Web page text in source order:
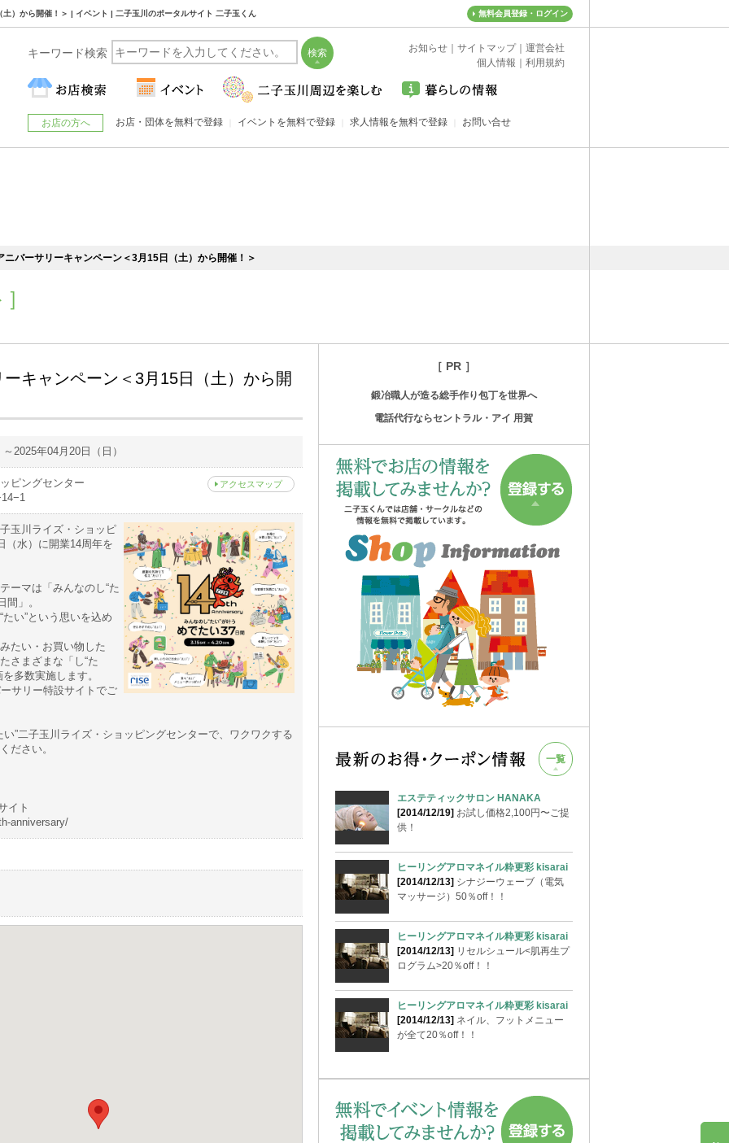
）から開催！＞ | イベント | 二子玉川のポータルサイト 二子玉くん 無料会員登録・ログイン
ニバーサリーキャンペーン＜3月15日（土）から開催！＞
キャンペーン＜3月15日（土）から開
2025年04月20日（日）
アクセスマップ
ピングセンター
玉川ライズ・ショッピ
（水）に開業14周年を
ーマは「みんなのし“た
間」。
い”という思いを込め
たい・お買い物した
さまざまな「し“た
多数実施します。
サリー特設サイトでご
い”二子玉川ライズ・ショッピングセンターで、ワクワクする
ださい。
イト
anniversary/
［ PR ］
鍛冶職人が造る総手作り包丁を世界へ
電話代行ならセントラル・アイ 用賀
一覧
エステティックサロン HANAKA
[2014/12/19] お試し価格2,100円〜ご提
供！
ヒーリングアロマネイル粋更彩 kisarai
[2014/12/13] シナジーウェーブ（電気
マッサージ）50％off！！
ヒーリングアロマネイル粋更彩 kisarai
[2014/12/13] リセルシュール<肌再生プ
ログラム>20％off！！
ヒーリングアロマネイル粋更彩 kisarai
[2014/12/13] ネイル、フットメニュー
が全て20％off！！
キーワード検索 お知らせ サイトマップ｜ 運営会社
個人情報
利用規約
お店の方へ お店・団体を無料で登録 イベントを無料で登録 求人情報を無料で登録 お問い合せ